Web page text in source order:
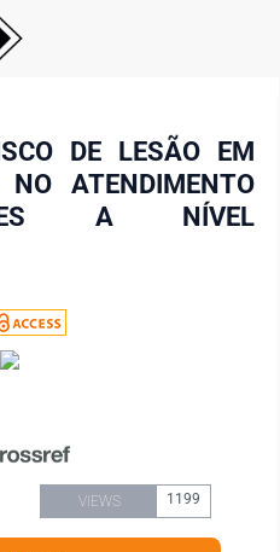
DE LESÃO EM
NO ATENDIMENTO
A NÍVEL
VIEWS 1199